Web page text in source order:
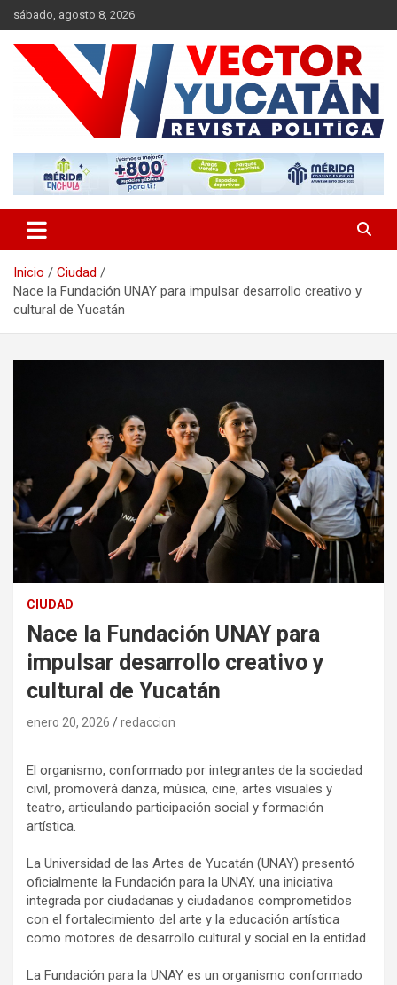
Saltar
al
contenido
sábado, agosto 8, 2026
Vector Yucatán
Inicio
Ciudad
Nace la Fundación UNAY para impulsar desarrollo creativo y
cultural de Yucatán
CIUDAD
Nace la Fundación UNAY para
impulsar desarrollo creativo y
cultural de Yucatán
enero 20, 2026 redaccion
El organismo, conformado por integrantes de la sociedad
civil, promoverá danza, música, cine, artes visuales y
teatro, articulando participación social y formación
artística.
La Universidad de las Artes de Yucatán (UNAY) presentó
oficialmente la Fundación para la UNAY, una iniciativa
integrada por ciudadanas y ciudadanos comprometidos
con el fortalecimiento del arte y la educación artística
como motores de desarrollo cultural y social en la entidad.
La Fundación para la UNAY es un organismo conformado